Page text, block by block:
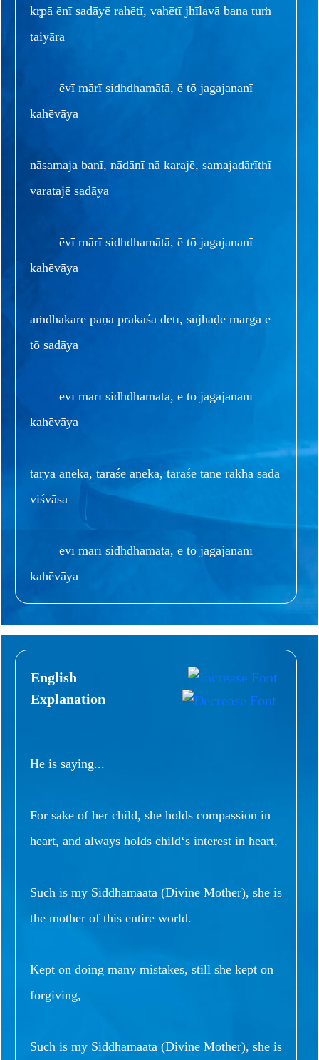
kr̥pā ēnī sadāyē rahētī, vahētī jhīlavā bana tuṁ
taiyāra
ēvī mārī sidhdhamātā, ē tō jagajananī
kahēvāya
nāsamaja banī, nādānī nā karajē, samajadārīthī
varatajē sadāya
ēvī mārī sidhdhamātā, ē tō jagajananī
kahēvāya
aṁdhakārē paṇa prakāśa dētī, sujhāḍē mārga ē
tō sadāya
ēvī mārī sidhdhamātā, ē tō jagajananī
kahēvāya
tāryā anēka, tāraśē anēka, tāraśē tanē rākha sadā
viśvāsa
ēvī mārī sidhdhamātā, ē tō jagajananī
kahēvāya
English
Explanation
He is saying...
For sake of her child, she holds compassion in
heart, and always holds child‘s interest in heart,
Such is my Siddhamaata (Divine Mother), she is
the mother of this entire world.
Kept on doing many mistakes, still she kept on
forgiving,
Such is my Siddhamaata (Divine Mother), she is